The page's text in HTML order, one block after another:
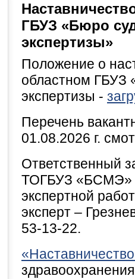
ГБУЗ «Бюро
экспертизы»
Положение о
областном ГБУЗ
экспертизы -
Перечень
01.08.2026 г.
Ответственный
ТОГБУЗ «БСМЭ» -
экспертной
эксперт –
53-13-22.